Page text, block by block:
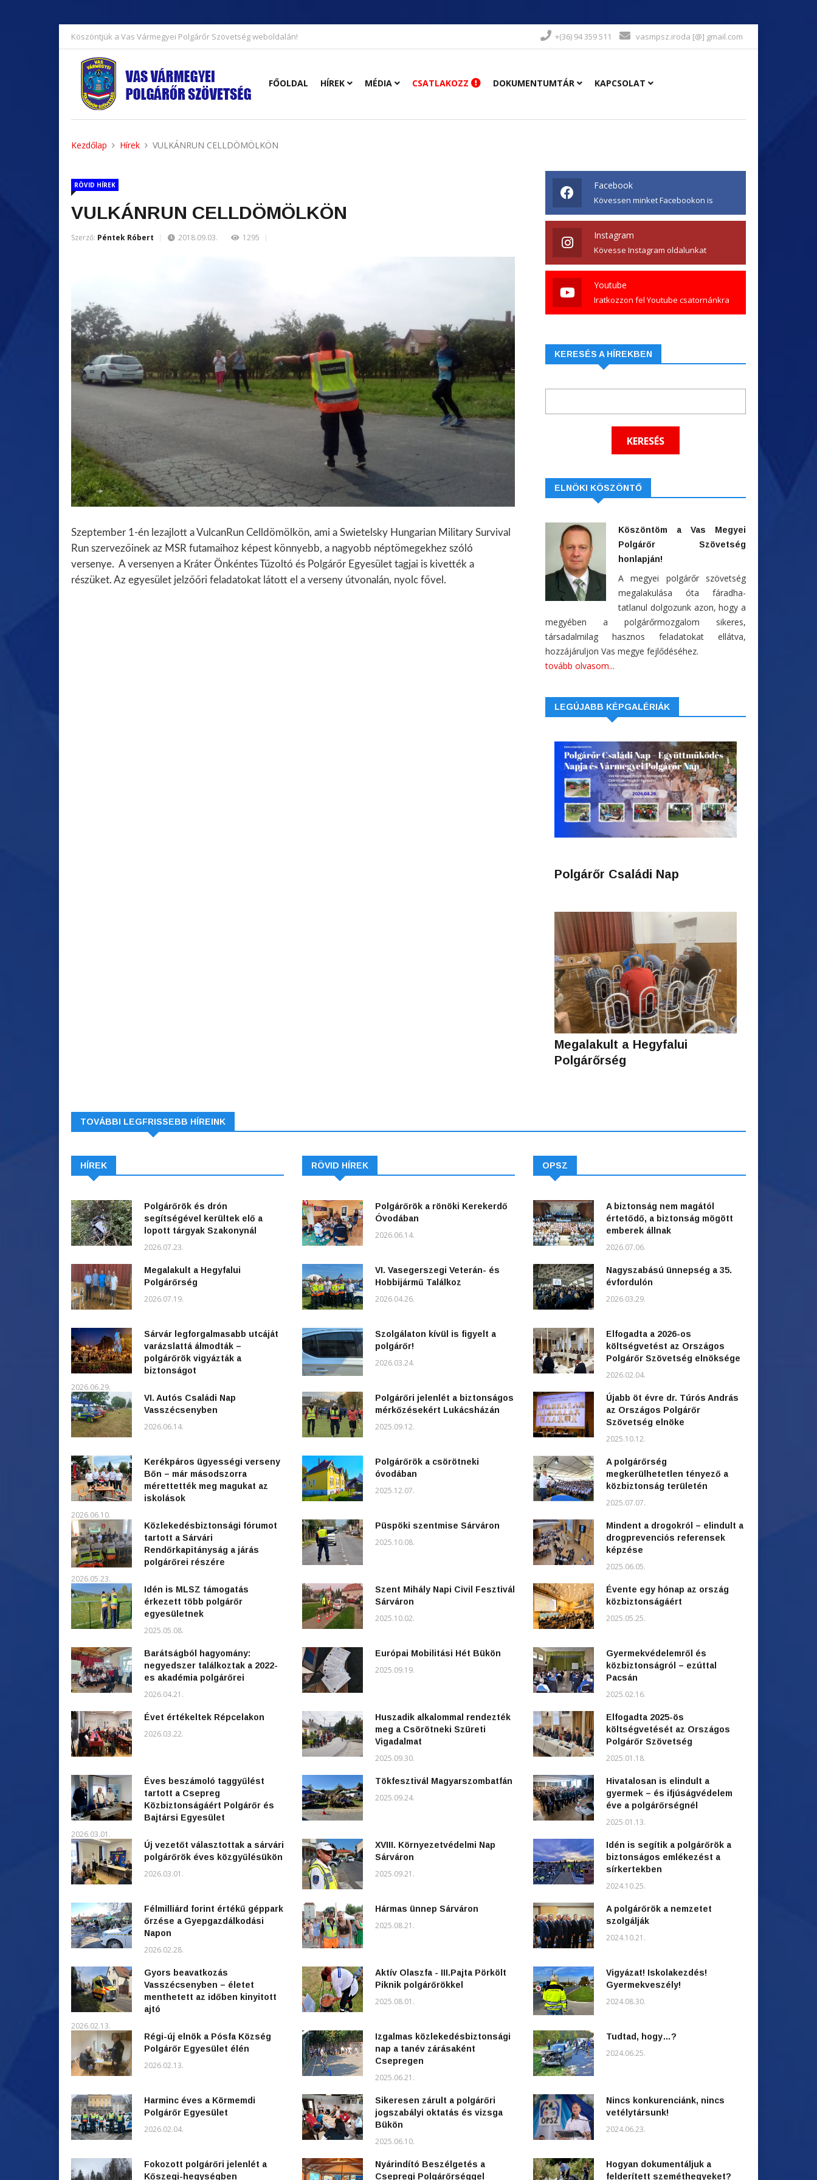
Köszöntjük a Vas Vármegyei Polgárőr Szövetség weboldalán! +(36) 94 359 511 vasmpsz.iroda [@] gmail.com
FŐOLDAL HÍREK MÉDIA CSATLAKOZZ DOKUMENTUMTÁR KAPCSOLAT
Kezdőlap Hírek VULKÁNRUN CELLDÖMÖLKÖN
RÖVID HÍREK
VULKÁNRUN CELLDÖMÖLKÖN
Szerző: Péntek Róbert 2018.09.03. 1295
Szeptember 1-én lezajlott a VulcanRun Celldömölkön, ami a Swietelsky Hungarian Military Survival
Run szervezőinek az MSR futamaihoz képest könnyebb, a nagyobb néptömegekhez szóló
versenye. A versenyen a Kráter Önkéntes Tűzoltó és Polgárőr Egyesület tagjai is kivették a
részüket. Az egyesület jelzőőri feladatokat látott el a verseny útvonalán, nyolc fővel.
Facebook
Kövessen minket Facebookon is
Instagram
Kövesse Instagram oldalunkat
Youtube
Iratkozzon fel Youtube csatornánkra
KERESÉS A HÍREKBEN
ELNÖKI KÖSZÖNTŐ
Köszöntöm a Vas Megyei
Polgárőr Szövetség
honlapján!
A megyei polgárőr szövetség
megalakulása óta fáradha-
tatlanul dolgozunk azon, hogy a
megyében a polgárőrmozgalom sikeres,
társadalmilag hasznos feladatokat ellátva,
hozzájáruljon Vas megye fejlődéséhez.
tovább olvasom...
LEGÚJABB KÉPGALÉRIÁK
Polgárőr Családi Nap
Megalakult a Hegyfalui
Polgárőrség
TOVÁBBI LEGFRISSEBB HÍREINK
HÍREK
Polgárőrök és drón
segítségével kerültek elő a
lopott tárgyak Szakonynál
2026.07.23.
Megalakult a Hegyfalui
Polgárőrség
2026.07.19.
Sárvár legforgalmasabb utcáját
varázslattá álmodták –
polgárőrök vigyázták a
biztonságot
2026.06.29.
VI. Autós Családi Nap
Vasszécsenyben
2026.06.14.
Kerékpáros ügyességi verseny
Bőn – már másodszorra
mérettették meg magukat az
iskolások
2026.06.10.
Közlekedésbiztonsági fórumot
tartott a Sárvári
Rendőrkapitányság a járás
polgárőrei részére
2026.05.23.
Idén is MLSZ támogatás
érkezett több polgárőr
egyesületnek
2025.05.08.
Barátságból hagyomány:
negyedszer találkoztak a 2022-
es akadémia polgárőrei
2026.04.21.
Évet értékeltek Répcelakon
2026.03.22.
Éves beszámoló taggyűlést
tartott a Csepreg
Közbiztonságáért Polgárőr és
Bajtársi Egyesület
2026.03.01.
Új vezetőt választottak a sárvári
polgárőrök éves közgyűlésükön
2026.03.01.
Félmilliárd forint értékű géppark
őrzése a Gyepgazdálkodási
Napon
2026.02.28.
Gyors beavatkozás
Vasszécsenyben – életet
menthetett az időben kinyitott
ajtó
2026.02.13.
Régi-új elnök a Pósfa Község
Polgárőr Egyesület élén
2026.02.13.
Harminc éves a Körmemdi
Polgárőr Egyesület
2026.02.04.
Fokozott polgárőri jelenlét a
Kőszegi-hegységben
RÖVID HÍREK
Polgárőrök a rönöki Kerekerdő
Óvodában
2026.06.14.
VI. Vasegerszegi Veterán- és
Hobbijármű Találkoz
2026.04.26.
Szolgálaton kívül is figyelt a
polgárőr!
2026.03.24.
Polgárőri jelenlét a biztonságos
mérkőzésekért Lukácsházán
2025.09.12.
Polgárőrök a csörötneki
óvodában
2025.12.07.
Püspöki szentmise Sárváron
2025.10.08.
Szent Mihály Napi Civil Fesztivál
Sárváron
2025.10.02.
Európai Mobilitási Hét Bükön
2025.09.19.
Huszadik alkalommal rendezték
meg a Csörötneki Szüreti
Vigadalmat
2025.09.30.
Tökfesztivál Magyarszombatfán
2025.09.24.
XVIII. Környezetvédelmi Nap
Sárváron
2025.09.21.
Hármas ünnep Sárváron
2025.08.21.
Aktív Olaszfa - III.Pajta Pörkölt
Piknik polgárőrökkel
2025.08.01.
Izgalmas közlekedésbiztonsági
nap a tanév zárásaként
Csepregen
2025.06.21.
Sikeresen zárult a polgárőri
jogszabályi oktatás és vizsga
Bükön
2025.06.10.
Nyárindító Beszélgetés a
Csepregi Polgárőrséggel
OPSZ
A biztonság nem magától
értetődő, a biztonság mögött
emberek állnak
2026.07.06.
Nagyszabású ünnepség a 35.
évfordulón
2026.03.29.
Elfogadta a 2026-os
költségvetést az Országos
Polgárőr Szövetség elnöksége
2026.02.04.
Újabb öt évre dr. Túrós András
az Országos Polgárőr
Szövetség elnöke
2025.10.12.
A polgárőrség
megkerülhetetlen tényező a
közbiztonság területén
2025.07.07.
Mindent a drogokról – elindult a
drogprevenciós referensek
képzése
2025.06.05.
Évente egy hónap az ország
közbiztonságáért
2025.05.25.
Gyermekvédelemről és
közbiztonságról – ezúttal
Pacsán
2025.02.16.
Elfogadta 2025-ös
költségvetését az Országos
Polgárőr Szövetség
2025.01.18.
Hivatalosan is elindult a
gyermek – és ifjúságvédelem
éve a polgárőrségnél
2025.01.13.
Idén is segítik a polgárőrök a
biztonságos emlékezést a
sírkertekben
2024.10.25.
A polgárőrök a nemzetet
szolgálják
2024.10.21.
Vigyázat! Iskolakezdés!
Gyermekveszély!
2024.08.30.
Tudtad, hogy…?
2024.06.25.
Nincs konkurenciánk, nincs
vetélytársunk!
2024.06.23.
Hogyan dokumentáljuk a
felderített szeméthegyeket?